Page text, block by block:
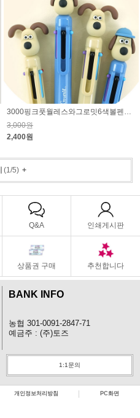
3000핑크풋월레스와그로밋6색볼펜로그인시 10% 할인된 가격
3,000원
2,400원
(1/5)+
Q&A 인쇄게시판
상품권 구매 추천합니다
BANK INFO
농협 301-0091-2847-71
예금주 : (주)토즈
1:1문의
개인정보처리방침 PC화면